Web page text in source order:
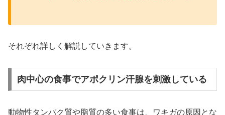
それぞれ詳しく解説していきます。
肉中心の食事でアポクリン汗腺を刺激している
動物性タンパク質や脂質の多い食事は、ワキガの原因とな